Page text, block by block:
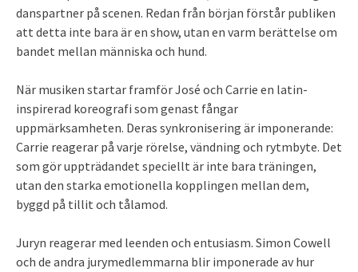
danspartner på scenen. Redan från början förstår publiken
att detta inte bara är en show, utan en varm berättelse om
bandet mellan människa och hund.
När musiken startar framför José och Carrie en latin-
inspirerad koreografi som genast fångar
uppmärksamheten. Deras synkronisering är imponerande:
Carrie reagerar på varje rörelse, vändning och rytmbyte. Det
som gör uppträdandet speciellt är inte bara träningen,
utan den starka emotionella kopplingen mellan dem,
byggd på tillit och tålamod.
Juryn reagerar med leenden och entusiasm. Simon Cowell
och de andra jurymedlemmarna blir imponerade av hur